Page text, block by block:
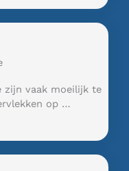
zijn vaak moeilijk te
op …